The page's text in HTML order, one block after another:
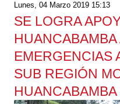
Lunes, 04 Marzo 2019 15:13
SE LOGRA
EMERGENCIAS
SUB REGIÓN
HUANCABAMBA